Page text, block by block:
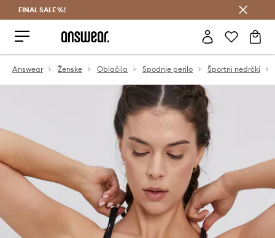
FINAL SALE %!
Answear Ženske Oblačila Spodnje perilo Športni nedrčki